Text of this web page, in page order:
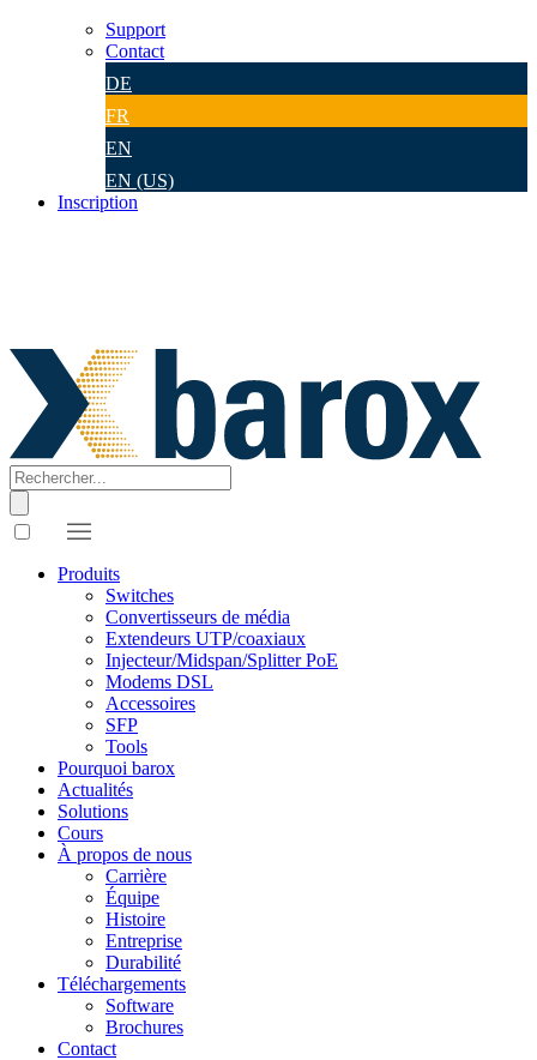
Support
Contact
DE
FR
EN
EN (US)
Inscription
Produits
Switches
Convertisseurs de média
Extendeurs UTP/coaxiaux
Injecteur/Midspan/Splitter PoE
Modems DSL
Accessoires
SFP
Tools
Pourquoi barox
Actualités
Solutions
Cours
À propos de nous
Carrière
Équipe
Histoire
Entreprise
Durabilité
Téléchargements
Software
Brochures
Contact